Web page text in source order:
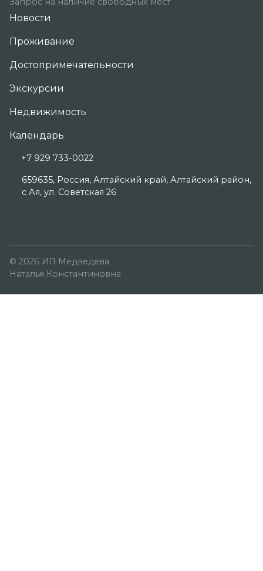
Новости
Проживание
Достопримечательности
Экскурсии
Недвижимость
Календарь
+7 929 733-0022
659635, Россия, Алтайский край, Алтайский район,
с Ая, ул. Советская 26
© 2026 ИП Медведева
Наталья Константиновна